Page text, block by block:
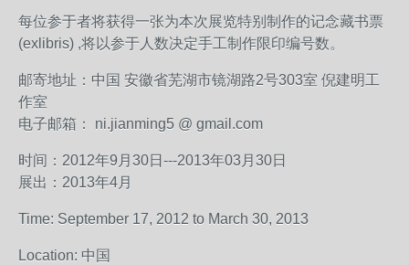
每位参于者将获得一张为本次展览特别制作的记念藏书票
(exlibris) ,将以参于人数决定手工制作限印编号数。
邮寄地址：中国 安徽省芜湖市镜湖路2号303室 倪建明工
作室
电子邮箱： ni.jianming5 @ gmail.com
时间：2012年9月30日---2013年03月30日
展出：2013年4月
Time: September 17, 2012 to March 30, 2013
Location: 中国